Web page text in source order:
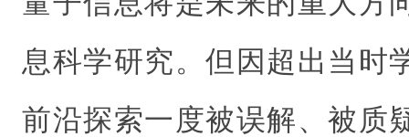
息科学研究。但因超出当时
前沿探索一度被误解、被质